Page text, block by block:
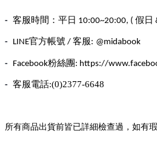
- 客服時間：平日 10:00~20:00, ( 假日
- LINE官方帳號 / 客服: @midabook
- Facebook粉絲團 : https://
- 客服電話:(0)2377-6648
所有商品出貨前皆已詳細檢查過，如有